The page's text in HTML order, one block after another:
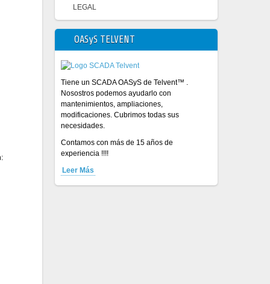
LEGAL
OASyS TELVENT
Tiene un SCADA OASyS de Telvent™ .
Nosostros podemos ayudarlo con
mantenimientos, ampliaciones,
modificaciones. Cubrimos todas sus
necesidades.
Contamos con más de 15 años de
experiencia !!!!
Leer Más